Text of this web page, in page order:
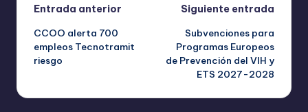
Navegación
de
entradas
Entrada anterior
CCOO alerta 700
empleos Tecnotramit
riesgo
Siguiente entrada
Subvenciones para
Programas Europeos
de Prevención del VIH y
ETS 2027-2028